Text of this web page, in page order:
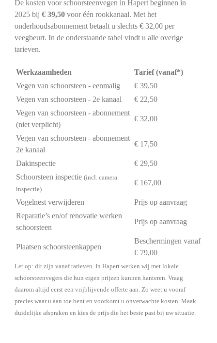
De kosten voor schoorsteenvegen in Hapert beginnen in
2025 bij € 39,50voor één rookkanaal. Met het
onderhoudsabonnement betaalt u slechts € 32,00 per
veegbeurt. In de onderstaande tabel vindt u alle overige
tarieven.
Werkzaamheden
Tarief (vanaf*)
Vegen van schoorsteen - eenmalig
€ 39,50
Vegen van schoorsteen - 2e kanaal
€ 22,50
Vegen van schoorsteen - abonnement
(niet verplicht)
€ 32,00
Vegen van schoorsteen - abonnement
2e kanaal
€ 17,50
Dakinspectie
€ 29,50
Schoorsteen inspectie (incl. camera
inspectie)
€ 167,00
Vogelnest verwijderen
Prijs op aanvraag
Reparatie’s en/of renovatie werken
schoorsteen
Prijs op aanvraag
Plaatsen schoorsteenkappen
Beschermingen vanaf
€ 79,00
Let op: dit zijn vanaf tarieven. In Hapert werken wij met lokale
schoorsteenvegers die hun eigen prijzen kunnen hanteren. Vraag
daarom altijd eerst een vrijblijvende offerte aan. Zo weet u vooraf
precies waar u aan toe bent en voorkomt u onverwachte kosten. Maak
duidelijke afspraken en kies de prijs die het beste past bij uw situatie.